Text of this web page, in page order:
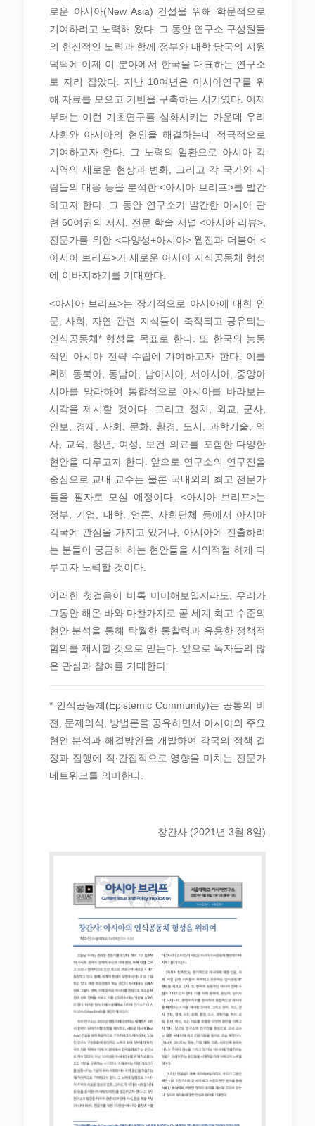
로운 아시아(New Asia) 건설을 위해 학문적으로
기여하려고 노력해 왔다. 그 동안 연구소 구성원들
의 헌신적인 노력과 함께 정부와 대학 당국의 지원
덕택에 이제 이 분야에서 한국을 대표하는 연구소
로 자리 잡았다. 지난 10여년은 아시아연구를 위
해 자료를 모으고 기반을 구축하는 시기였다. 이제
부터는 이런 기초연구를 심화시키는 가운데 우리
사회와 아시아의 현안을 해결하는데 적극적으로
기여하고자 한다. 그 노력의 일환으로 아시아 각
지역의 새로운 현상과 변화, 그리고 각 국가와 사
람들의 대응 등을 분석한 <아시아 브리프>를 발간
하고자 한다. 그 동안 연구소가 발간한 아시아 관
련 60여권의 저서, 전문 학술 저널 <아시아 리뷰>,
전문가를 위한 <다양성+아시아> 웹진과 더불어 <
아시아 브리프>가 새로운 아시아 지식공동체 형성
에 이바지하기를 기대한다.
<아시아 브리프>는 장기적으로 아시아에 대한 인
문, 사회, 자연 관련 지식들이 축적되고 공유되는
인식공동체* 형성을 목표로 한다. 또 한국의 능동
적인 아시아 전략 수립에 기여하고자 한다. 이를
위해 동북아, 동남아, 남아시아, 서아시아, 중앙아
시아를 망라하여 통합적으로 아시아를 바라보는
시각을 제시할 것이다. 그리고 정치, 외교, 군사,
안보, 경제, 사회, 문화, 환경, 도시, 과학기술, 역
사, 교육, 청년, 여성, 보건 의료를 포함한 다양한
현안을 다루고자 한다. 앞으로 연구소의 연구진을
중심으로 교내 교수는 물론 국내외의 최고 전문가
들을 필자로 모실 예정이다. <아시아 브리프>는
정부, 기업, 대학, 언론, 사회단체 등에서 아시아
각국에 관심을 가지고 있거나, 아시아에 진출하려
는 분들이 궁금해 하는 현안들을 시의적절 하게 다
루고자 노력할 것이다.
이러한 첫걸음이 비록 미미해보일지라도, 우리가
그동안 해온 바와 마찬가지로 곧 세계 최고 수준의
현안 분석을 통해 탁월한 통찰력과 유용한 정책적
함의를 제시할 것으로 믿는다. 앞으로 독자들의 많
은 관심과 참여를 기대한다.
* 인식공동체(Epistemic Community)는 공통의 비
전, 문제의식, 방법론을 공유하면서 아시아의 주요
현안 분석과 해결방안을 개발하여 각국의 정책 결
정과 집행에 직‧간접적으로 영향을 미치는 전문가
네트워크를 의미한다.
창간사 (2021년 3월 8일)